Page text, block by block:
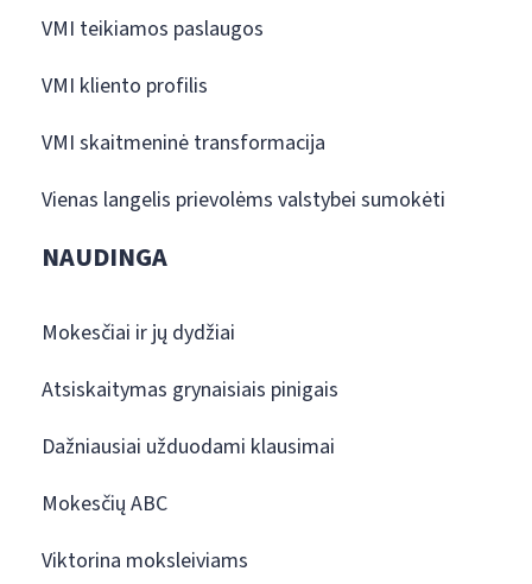
VMI teikiamos paslaugos
VMI kliento profilis
VMI skaitmeninė transformacija
Vienas langelis prievolėms valstybei sumokėti
NAUDINGA
Mokesčiai ir jų dydžiai
Atsiskaitymas grynaisiais pinigais
Dažniausiai užduodami klausimai
Mokesčių ABC
Viktorina moksleiviams